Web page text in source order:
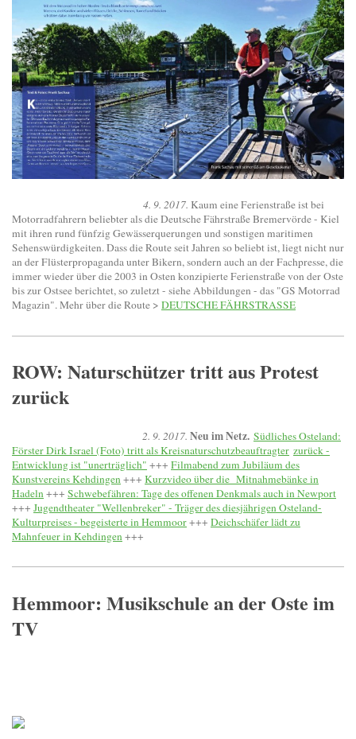
4. 9. 2017. Kaum eine Ferienstraße ist bei
Motorradfahrern beliebter als die Deutsche Fährstraße Bremervörde - Kiel
mit ihren rund fünfzig Gewässerquerungen und sonstigen maritimen
Sehenswürdigkeiten. Dass die Route seit Jahren so beliebt ist, liegt nicht nur
an der Flüsterpropaganda unter Bikern, sondern auch an der Fachpresse, die
immer wieder über die 2003 in Osten konzipierte Ferienstraße von der Oste
bis zur Ostsee berichtet, so zuletzt - siehe Abbildungen - das "GS Motorrad
Magazin". Mehr über die Route > DEUTSCHE FÄHRSTRASSE
ROW: Naturschützer tritt aus Protest
zurück
2. 9. 2017. Neu im Netz. Südliches Osteland:
Förster Dirk Israel (Foto) tritt als Kreisnaturschutzbeauftragter zurück -
Entwicklung ist "unerträglich" +++ Filmabend zum Jubiläum des
Kunstvereins Kehdingen+++ Kurzvideo über die Mitnahmebänke in
Hadeln+++ Schwebefähren: Tage des offenen Denkmals auch in Newport
+++ Jugendtheater "Wellenbreker" - Träger des diesjährigen Osteland-
Kulturpreises - begeisterte in Hemmoor+++ Deichschäfer lädt zu
Mahnfeuer in Kehdingen+++
Hemmoor: Musikschule an der Oste im
TV